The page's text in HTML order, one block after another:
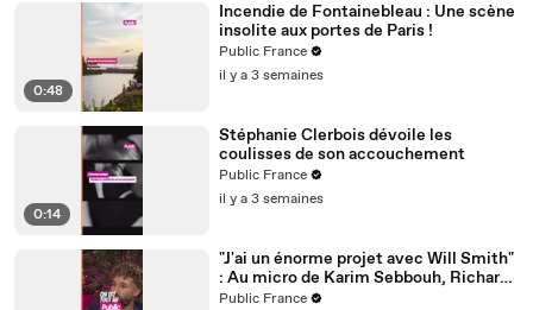
0:48
Incendie de Fontainebleau : Une scène
insolite aux portes de Paris !
Public France
il y a 3 semaines
0:14
Stéphanie Clerbois dévoile les
coulisses de son accouchement
Public France
il y a 3 semaines
"J'ai un énorme projet avec Will Smith"
: Au micro de Karim Sebbouh, Richard
Orlinski dit tout au Public
Public France